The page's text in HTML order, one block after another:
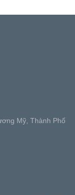
Mỹ, Thành Phố